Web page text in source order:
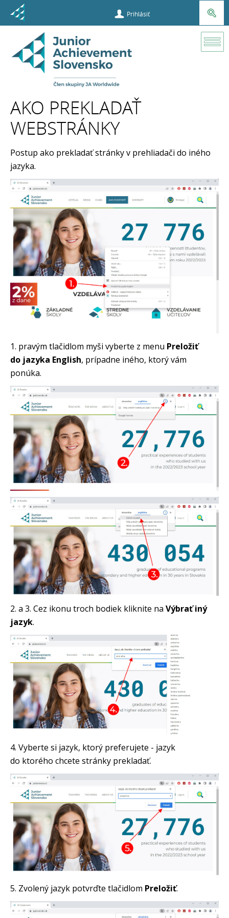
Prihlásiť
Ako
webstránky
AKO PREKLADAŤ
WEBSTRÁNKY
Postup ako prekladať stránky v prehliadači do iného
jazyka.
1. pravým tlačidlom myši vyberte z menu Preložiť
do jazyka English, prípadne iného, ktorý vám
ponúka.
2. a 3. Cez ikonu troch bodiek kliknite na Výbrať iný
jazyk.
4. Vyberte si jazyk, ktorý preferujete - jazyk
do ktorého chcete stránky prekladať.
5. Zvolený jazyk potvrďte tlačidlom Preložiť.